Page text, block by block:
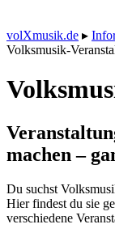
volXmusik.de ▸
Volksmusik-
machen –
Du suchst
Hier findest du sie
verschiedene